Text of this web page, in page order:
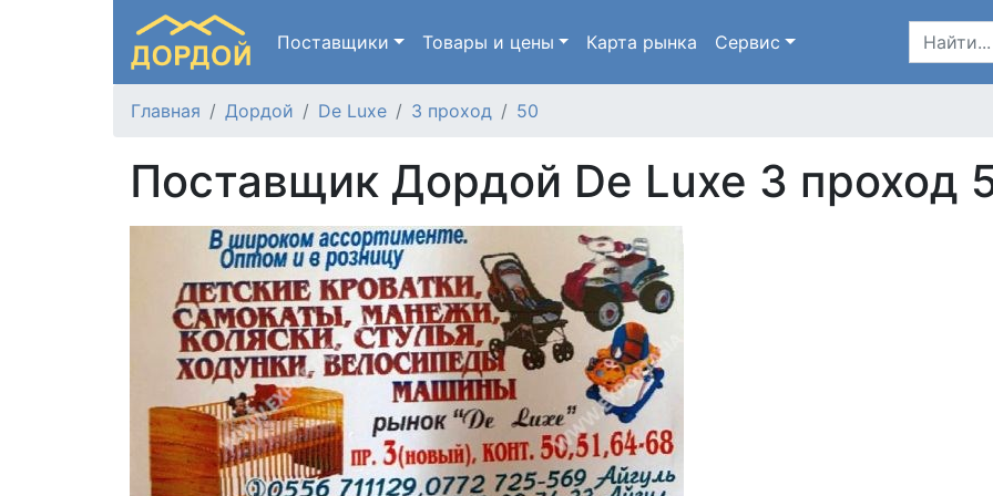
Поставщики Товары и цены Карта рынка Сервис
Главная Дордой De Luxe 3 проход 50
Поставщик Дордой De Luxe 3 проход